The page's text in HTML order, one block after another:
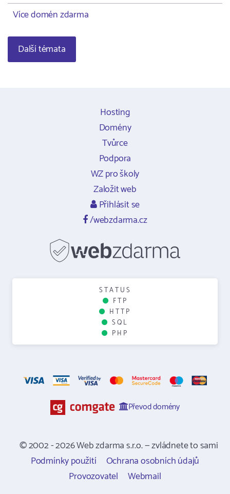
Více domén zdarma
Další témata
Hosting
Domény
Tvůrce
Podpora
WZ pro školy
Založit web
Přihlásit se
/webzdarma.cz
STATUS
FTP
HTTP
SQL
PHP
Převod domény
© 2002 - 2026 Web zdarma s.r.o. — zvládnete to sami
Podmínky použití
Ochrana osobních údajů
Provozovatel
Webmail